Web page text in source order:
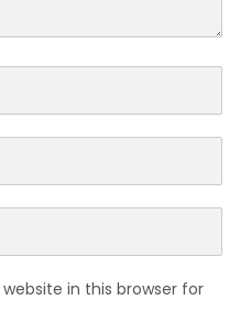
in this browser for